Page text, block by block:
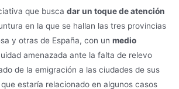
que busca dar un toque de atención
en la que se hallan las tres provincias
y otras de España, con un medio
amenazada ante la falta de relevo
de la emigración a las ciudades de sus
estaría relacionado en algunos casos